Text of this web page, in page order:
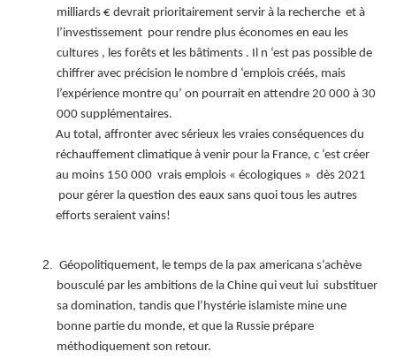
milliards € devrait prioritairement servir à la recherche et à
l’investissement pour rendre plus économes en eau les
cultures , les forêts et les bâtiments . Il n ‘est pas possible de
chiffrer avec précision le nombre d ‘emplois créés, mais
l’expérience montre qu’ on pourrait en attendre 20 000 à 30
000 supplémentaires.
Au total, affronter avec sérieux les vraies conséquences du
réchauffement climatique à venir pour la France, c ‘est créer
au moins 150 000 vrais emplois « écologiques » dès 2021
pour gérer la question des eaux sans quoi tous les autres
efforts seraient vains!
Géopolitiquement, le temps de la pax americana s’achève
bousculé par les ambitions de la Chine qui veut lui substituer
sa domination, tandis que l’hystérie islamiste mine une
bonne partie du monde, et que la Russie prépare
méthodiquement son retour.